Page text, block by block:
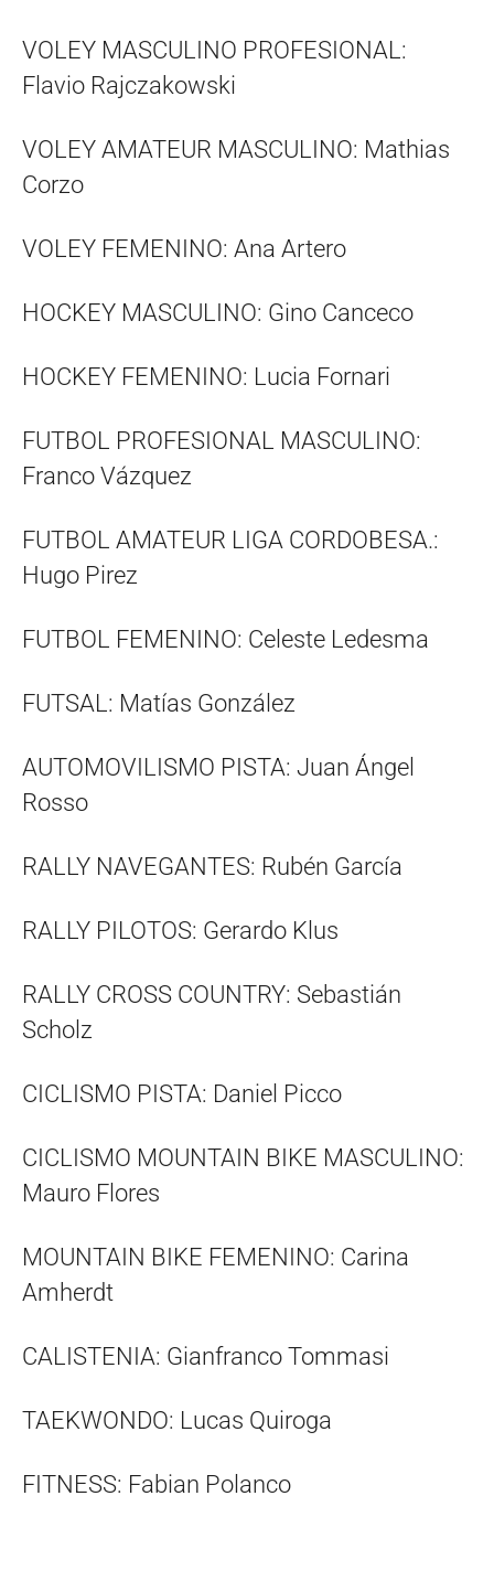
VOLEY MASCULINO PROFESIONAL:
Flavio Rajczakowski
VOLEY AMATEUR MASCULINO: Mathias
Corzo
VOLEY FEMENINO: Ana Artero
HOCKEY MASCULINO: Gino Canceco
HOCKEY FEMENINO: Lucia Fornari
FUTBOL PROFESIONAL MASCULINO:
Franco Vázquez
FUTBOL AMATEUR LIGA CORDOBESA.:
Hugo Pirez
FUTBOL FEMENINO: Celeste Ledesma
FUTSAL: Matías González
AUTOMOVILISMO PISTA: Juan Ángel
Rosso
RALLY NAVEGANTES: Rubén García
RALLY PILOTOS: Gerardo Klus
RALLY CROSS COUNTRY: Sebastián
Scholz
CICLISMO PISTA: Daniel Picco
CICLISMO MOUNTAIN BIKE MASCULINO:
Mauro Flores
MOUNTAIN BIKE FEMENINO: Carina
Amherdt
CALISTENIA: Gianfranco Tommasi
TAEKWONDO: Lucas Quiroga
FITNESS: Fabian Polanco